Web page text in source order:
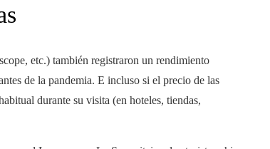
etc.) también registraron un rendimiento
de la pandemia. E incluso si el precio de las
durante su visita (en hoteles, tiendas,